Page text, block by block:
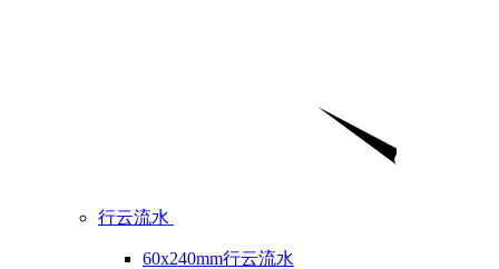
行云流水
60x240mm行云流水